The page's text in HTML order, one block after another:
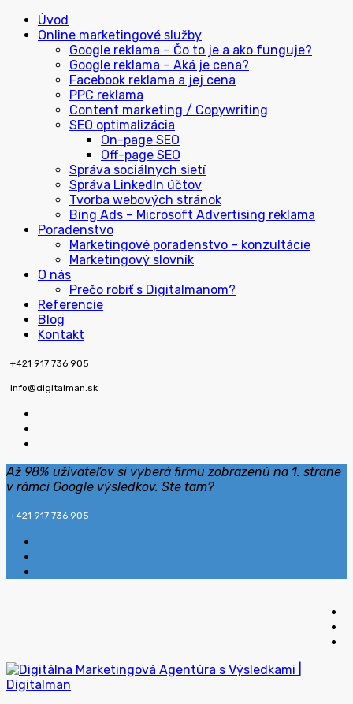
Úvod
Online marketingové služby
Google reklama – Čo to je a ako funguje?
Google reklama – Aká je cena?
Facebook reklama a jej cena
PPC reklama
Content marketing / Copywriting
SEO optimalizácia
On-page SEO
Off-page SEO
Správa sociálnych sietí
Správa LinkedIn účtov
Tvorba webových stránok
Bing Ads – Microsoft Advertising reklama
Poradenstvo
Marketingové poradenstvo – konzultácie
Marketingový slovník
O nás
Prečo robiť s Digitalmanom?
Referencie
Blog
Kontakt
+421 917 736 905
info@digitalman.sk
Až 98% užívateľov si vyberá firmu zobrazenú na 1. strane
v rámci Google výsledkov. Ste tam?
+421 917 736 905